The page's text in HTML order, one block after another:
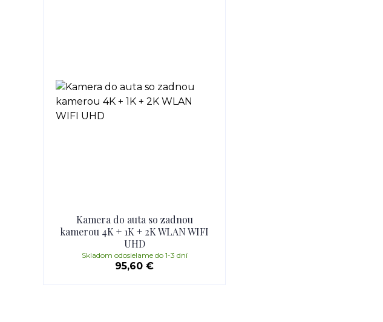
Kamera do auta so zadnou
kamerou 4K + 1K + 2K WLAN WIFI
UHD
95,60 €
Skladom odosielame do 1-3 dní